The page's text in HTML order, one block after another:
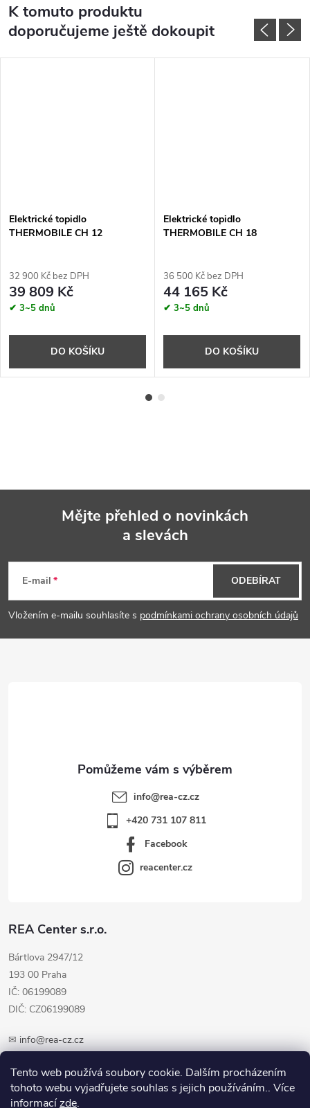
Tento web používá soubory cookie. Dalším procházením
tohoto webu vyjadřujete souhlas s jejich používáním.. Více
informacízde.
K tomuto produktu
doporučujeme ještě dokoupit
Elektrické topidlo
THERMOBILE CH 12
32 900 Kč bez DPH
39 809 Kč
✔ 3~5 dnů
DO KOŠÍKU
Elektrické topidlo
THERMOBILE CH 18
36 500 Kč bez DPH
44 165 Kč
✔ 3~5 dnů
DO KOŠÍKU
p
a
Mějte přehled o novinkách
a slevách
E-mail
Vložením e-mailu souhlasíte s podmínkami ochrany osobních údajů
ODEBÍRAT
REA Center s.r.o.
Bártlova 2947/12
193 00 Praha
IČ: 06199089
DIČ: CZ06199089
✉ info@rea-cz.cz
info@rea-cz.cz
+420 731 107 811
Facebook
reacenter.cz